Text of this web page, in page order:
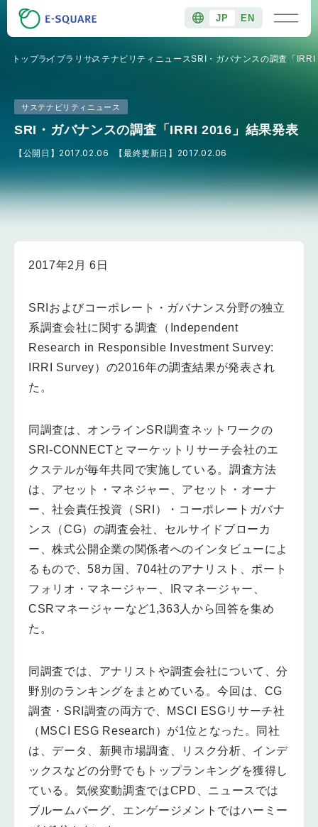
JP EN
トップライブラリ サステナビリティニュースSRI・ガバナンスの調査「
サステナビリティニュース
SRI・ガバナンスの調査「IRRI 2016」結果発表
【公開日】 2017.02.06 【最終更新日】 2017.02.06
2017年2月 6日
SRIおよびコーポレート・ガバナンス分野の独立
系調査会社に関する調査（Independent
Research in Responsible Investment Survey:
IRRI Survey）の2016年の調査結果が発表され
た。
同調査は、オンラインSRI調査ネットワークの
SRI-CONNECTとマーケットリサーチ会社のエ
クステルが毎年共同で実施している。調査方法
は、アセット・マネジャー、アセット・オーナ
ー、社会責任投資（SRI）・コーポレートガバナ
ンス（CG）の調査会社、セルサイドブローカ
ー、株式公開企業の関係者へのインタビューによ
るもので、58カ国、704社のアナリスト、ポート
フォリオ・マネージャー、IRマネージャー、
CSRマネージャーなど1,363人から回答を集め
た。
同調査では、アナリストや調査会社について、分
野別のランキングをまとめている。今回は、CG
調査・SRI調査の両方で、MSCI ESGリサーチ社
（MSCI ESG Research）が1位となった。同社
は、データ、新興市場調査、リスク分析、インデ
ックスなどの分野でもトップランキングを獲得し
ている。気候変動調査ではCPD、ニュースでは
ブルームバーグ、エンゲージメントではハーミー